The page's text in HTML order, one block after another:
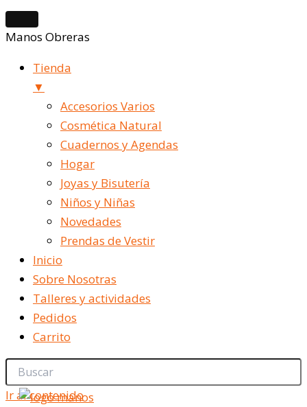
Manos Obreras
Tienda
▼
Accesorios Varios
Cosmética Natural
Cuadernos y Agendas
Hogar
Joyas y Bisutería
Niños y Niñas
Novedades
Prendas de Vestir
Inicio
Sobre Nosotras
Talleres y actividades
Pedidos
Carrito
Ir al contenido